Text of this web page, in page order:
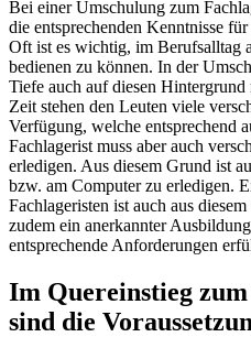
Bei einer Umschulung zum
die entsprechenden Kenntnisse
Oft ist es wichtig, im Berufsalltag
bedienen zu können. In der
Tiefe auch auf diesen
Zeit stehen den Leuten viele
Verfügung, welche entsprechend
Fachlagerist muss aber auch
erledigen. Aus diesem Grund ist
bzw. am Computer zu erledigen.
Fachlageristen ist auch aus
zudem ein anerkannter
entsprechende Anforderungen
Im Quereinstieg
sind die